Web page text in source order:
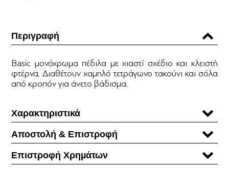
Περιγραφή
Βasic μονόχρωμα πέδιλα με χιαστί σχέδιο και κλειστή
φτέρνα. Διαθέτουν χαμηλό τετράγωνο τακούνι και σόλα
από κροπόν για άνετο βάδισμα.
Χαρακτηριστικά
Αποστολή & Επιστροφή
Επιστροφή Χρηµάτων